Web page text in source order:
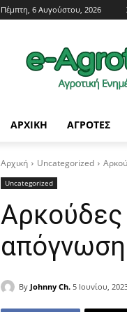
Πέμπτη, 6 Αυγούστου, 2026
ΑΡΧΙΚΗ AΓΡΟΤΕΣ
Αρχική Uncategorized
Uncategorized
Αρκούδες
απόγνωση
By Johnny Ch. 5 Ιουνίου,